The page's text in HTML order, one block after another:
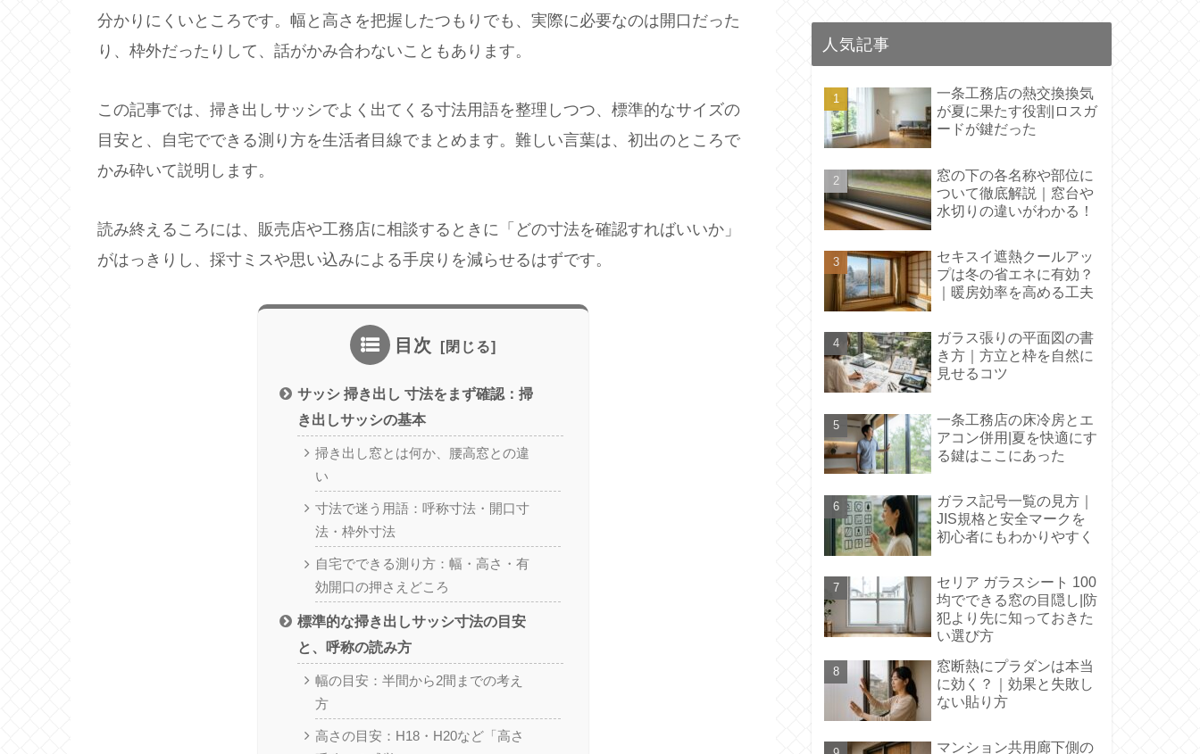
分かりにくいところです。幅と高さを把握したつもりでも、実際に必要なのは開口だった
り、枠外だったりして、話がかみ合わないこともあります。
この記事では、掃き出しサッシでよく出てくる寸法用語を整理しつつ、標準的なサイズの
目安と、自宅でできる測り方を生活者目線でまとめます。難しい言葉は、初出のところで
かみ砕いて説明します。
読み終えるころには、販売店や工務店に相談するときに「どの寸法を確認すればいいか」
がはっきりし、採寸ミスや思い込みによる手戻りを減らせるはずです。
目次
サッシ 掃き出し 寸法をまず確認：掃
き出しサッシの基本
掃き出し窓とは何か、腰高窓との違
い
寸法で迷う用語：呼称寸法・開口寸
法・枠外寸法
自宅でできる測り方：幅・高さ・有
効開口の押さえどころ
標準的な掃き出しサッシ寸法の目安
と、呼称の読み方
幅の目安：半間から2間までの考え
方
高さの目安：H18・H20など「高さ
人気記事
一条工務店の熱交換換気
が夏に果たす役割|ロスガ
ードが鍵だった
窓の下の各名称や部位に
ついて徹底解説｜窓台や
水切りの違いがわかる！
セキスイ遮熱クールアッ
プは冬の省エネに有効？
｜暖房効率を高める工夫
ガラス張りの平面図の書
き方｜方立と枠を自然に
見せるコツ
一条工務店の床冷房とエ
アコン併用|夏を快適にす
る鍵はここにあった
ガラス記号一覧の見方｜
JIS規格と安全マークを
初心者にもわかりやすく
セリア ガラスシート 100
均でできる窓の目隠し|防
犯より先に知っておきた
い選び方
窓断熱にプラダンは本当
に効く？｜効果と失敗し
ない貼り方
マンション共用廊下側の